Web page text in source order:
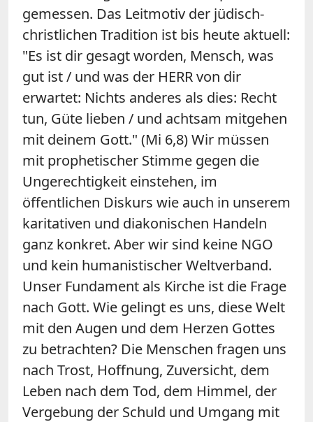
gemessen. Das Leitmotiv der jüdisch-
christlichen Tradition ist bis heute aktuell:
"Es ist dir gesagt worden, Mensch, was
gut ist / und was der HERR von dir
erwartet: Nichts anderes als dies: Recht
tun, Güte lieben / und achtsam mitgehen
mit deinem Gott." (Mi 6,8) Wir müssen
mit prophetischer Stimme gegen die
Ungerechtigkeit einstehen, im
öffentlichen Diskurs wie auch in unserem
karitativen und diakonischen Handeln
ganz konkret. Aber wir sind keine NGO
und kein humanistischer Weltverband.
Unser Fundament als Kirche ist die Frage
nach Gott. Wie gelingt es uns, diese Welt
mit den Augen und dem Herzen Gottes
zu betrachten? Die Menschen fragen uns
nach Trost, Hoffnung, Zuversicht, dem
Leben nach dem Tod, dem Himmel, der
Vergebung der Schuld und Umgang mit